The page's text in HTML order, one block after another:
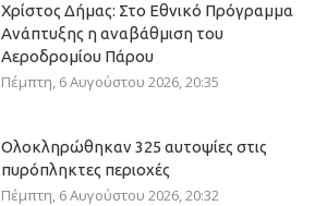
Χρίστος Δήμας: Στο Εθνικό Πρόγραμμα
Ανάπτυξης η αναβάθμιση του
Αεροδρομίου Πάρου
Πέμπτη, 6 Αυγούστου 2026, 20:35
Ολοκληρώθηκαν 325 αυτοψίες στις
πυρόπληκτες περιοχές
Πέμπτη, 6 Αυγούστου 2026, 20:32